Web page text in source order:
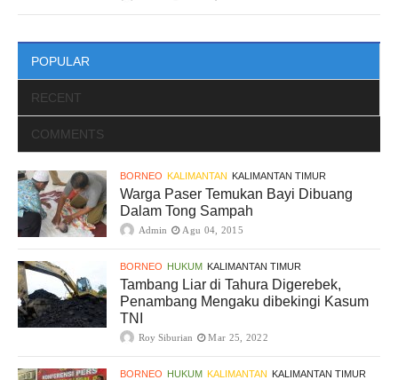
POPULAR
RECENT
COMMENTS
BORNEO KALIMANTAN KALIMANTAN TIMUR
Warga Paser Temukan Bayi Dibuang
Dalam Tong Sampah
Admin Agu 04, 2015
BORNEO HUKUM KALIMANTAN TIMUR
Tambang Liar di Tahura Digerebek,
Penambang Mengaku dibekingi Kasum
TNI
Roy Siburian Mar 25, 2022
BORNEO HUKUM KALIMANTAN KALIMANTAN TIMUR